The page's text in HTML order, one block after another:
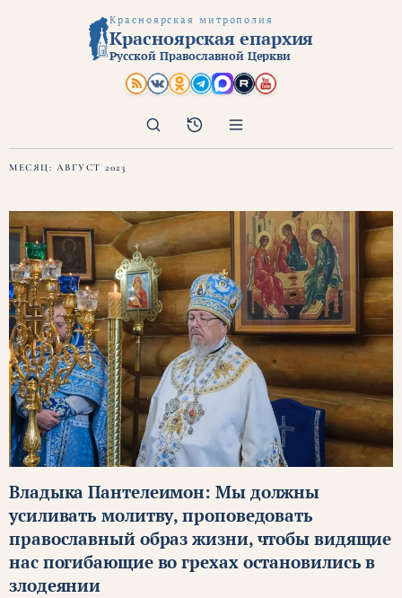
Красноярская митрополия
Красноярская епархия
Русской Православной Церкви
Архив
Поиск
МЕСЯЦ: АВГУСТ 2023
Владыка Пантелеимон: Мы должны
усиливать молитву, проповедовать
православный образ жизни, чтобы видящие
нас погибающие во грехах остановились в
злодеянии